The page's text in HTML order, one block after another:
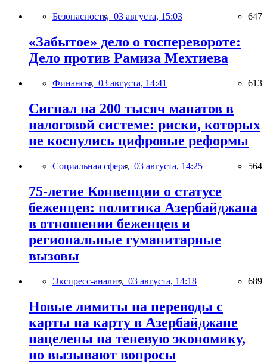
Безопасность, 03 августа, 15:03 647
«Забытое» дело о госперевороте:
Дело против Рамиза Мехтиева
Финансы, 03 августа, 14:41 613
Сигнал на 200 тысяч манатов в
налоговой системе: риски, которых
не коснулись цифровые реформы
Социальная сфера, 03 августа, 14:25 564
75-летие Конвенции о статусе
беженцев: политика Азербайджана
в отношении беженцев и
региональные гуманитарные
вызовы
Экспресс-анализ, 03 августа, 14:18 689
Новые лимиты на переводы с
карты на карту в Азербайджане
нацелены на теневую экономику,
но вызывают вопросы